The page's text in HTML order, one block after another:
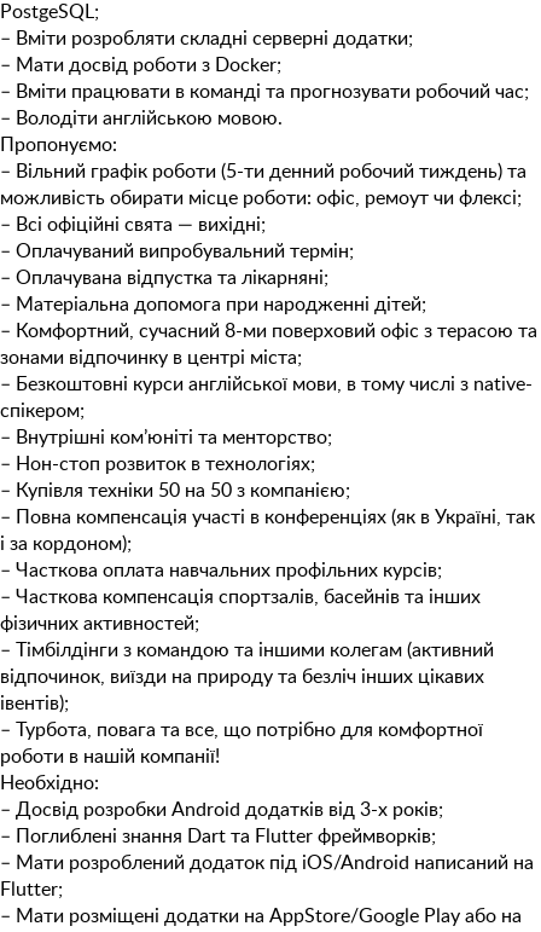
PostgeSQL;
– Вміти розробляти складні серверні додатки;
– Мати досвід роботи з Docker;
– Вміти працювати в команді та прогнозувати робочий час;
– Володіти англійською мовою.
Пропонуємо:
– Вільний графік роботи (5-ти денний робочий тиждень) та
можливість обирати місце роботи: офіс, ремоут чи флексі;
– Всі офіційні свята — вихідні;
– Оплачуваний випробувальний термін;
– Оплачувана відпустка та лікарняні;
– Матеріальна допомога при народженні дітей;
– Комфортний, сучасний 8-ми поверховий офіс з терасою та
зонами відпочинку в центрі міста;
– Безкоштовнi курси англійської мови, в тому числі з native-
спікером;
– Внутрішні ком’юніті та менторство;
– Нон-стоп розвиток в технологіях;
– Купівля техніки 50 на 50 з компанією;
– Повна компенсація участі в конференціях (як в Україні, так
і за кордоном);
– Часткова оплата навчальних профільних курсів;
– Часткова компенсація спортзалів, басейнів та інших
фізичних активностей;
– Тімбілдінги з командою та іншими колегам (активний
відпочинок, виїзди на природу та безліч інших цікавих
івентів);
– Турбота, повага та все, що потрібно для комфортної
роботи в нашій компанії!
Необхіднo:
– Досвід розробки Android додатків від 3-х років;
– Поглиблені знання Dart та Flutter фреймворків;
– Мати розроблений додаток під iOS/Android написаний на
Flutter;
– Мати розміщені додатки на AppStore/Google Play або на